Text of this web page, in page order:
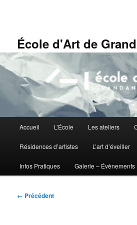
principalÉcole d'Art de
principal
Accueil L’École Les ateliers
Résidences d’artistes L’art d’éveiller
Infos Pratiques Galerie – Évènements
Navigation
← Précédent